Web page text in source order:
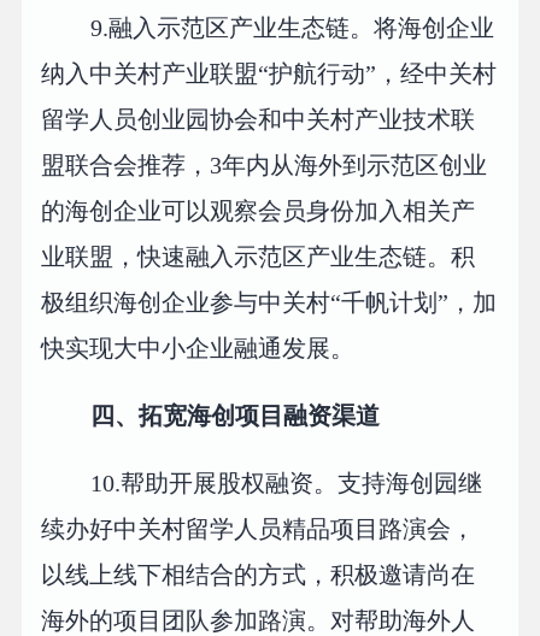
9.融入示范区产业生态链。将海创企业
纳入中关村产业联盟“护航行动”，经中关村
留学人员创业园协会和中关村产业技术联
盟联合会推荐，3年内从海外到示范区创业
的海创企业可以观察会员身份加入相关产
业联盟，快速融入示范区产业生态链。积
极组织海创企业参与中关村“千帆计划”，加
快实现大中小企业融通发展。
四、拓宽海创项目融资渠道
10.帮助开展股权融资。支持海创园继
续办好中关村留学人员精品项目路演会，
以线上线下相结合的方式，积极邀请尚在
海外的项目团队参加路演。对帮助海外人